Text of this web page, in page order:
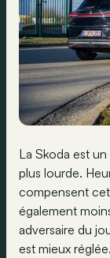
La Skoda est
plus lourde.
compensent
également
adversaire du
est mieux